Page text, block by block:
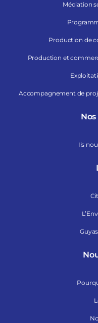
Médiation
Production de
Production et
Accompagnement de
Ils